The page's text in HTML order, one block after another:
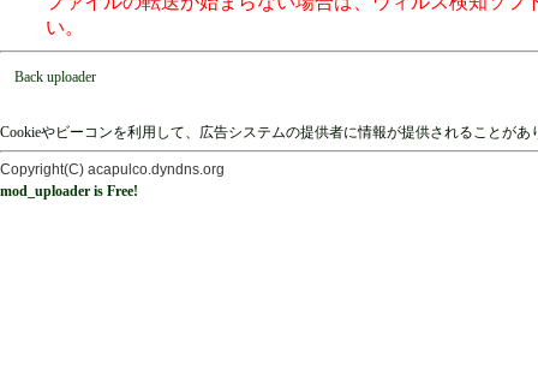
い。
Back uploader
Cookieやビーコンを利用して、広告システムの提供者に情報が提供されることが
Copyright(C) acapulco.dyndns.org
mod_uploader is Free!